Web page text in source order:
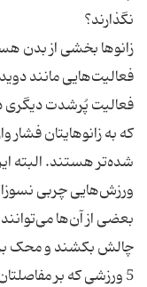
زانوها بخشی از بدن
فعالیت‌هایی مانند
فعالیت پُرشدت دیگری
که به زانوهایتان فشار
شده‌تر هستند.
ورزش‌هایی چربی
بعضی از آن‌ها